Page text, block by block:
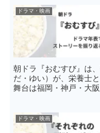
ドラマ・映画
朝ドラ『おむすび』は
だ・ゆい）が、栄養士
舞台は福岡・神戸・大
ドラマ・映画